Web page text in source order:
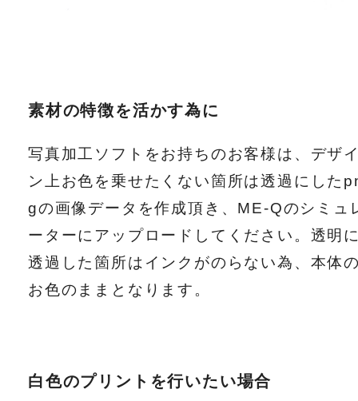
素材の特徴を活かす為に
写真加工ソフトをお持ちのお客様は、デザ
ン上お色を乗せたくない箇所は透過にした
gの画像データを作成頂き、ME-Qのシミュ
ーターにアップロードしてください。透明
透過した箇所はインクがのらない為、本体
お色のままとなります。
白色のプリントを行いたい場合